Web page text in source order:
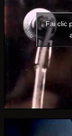
Fai clic